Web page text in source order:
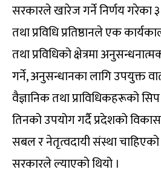
सरकारले खारेज गर्ने निर्णय गरेका
तथा प्रविधि प्रतिष्ठानले एक
तथा प्रविधिको क्षेत्रमा
गर्ने, अनुसन्धानका लागि उपयुक्त
वैज्ञानिक तथा प्राविधिकहरूको सिप
तिनको उपयोग गर्दै प्रदेशको
सबल र नेतृत्वदायी संस्था चाहिएको
सरकारले ल्याएको थियो ।